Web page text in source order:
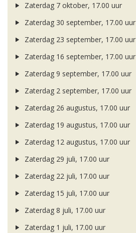
Zaterdag 7 oktober, 17.00 uur
Zaterdag 30 september, 17.00 uur
Zaterdag 23 september, 17.00 uur
Zaterdag 16 september, 17.00 uur
Zaterdag 9 september, 17.00 uur
Zaterdag 2 september, 17.00 uur
Zaterdag 26 augustus, 17.00 uur
Zaterdag 19 augustus, 17.00 uur
Zaterdag 12 augustus, 17.00 uur
Zaterdag 29 juli, 17.00 uur
Zaterdag 22 juli, 17.00 uur
Zaterdag 15 juli, 17.00 uur
Zaterdag 8 juli, 17.00 uur
Zaterdag 1 juli, 17.00 uur